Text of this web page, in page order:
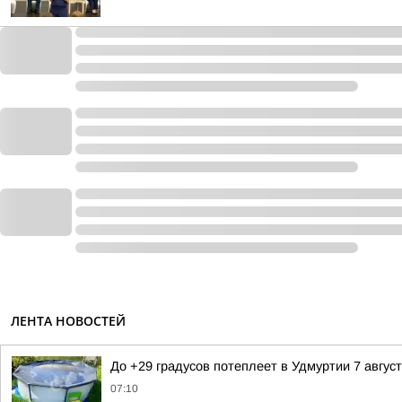
ЛЕНТА НОВОСТЕЙ
До +29 градусов потеплеет в Удмуртии 7
07:10